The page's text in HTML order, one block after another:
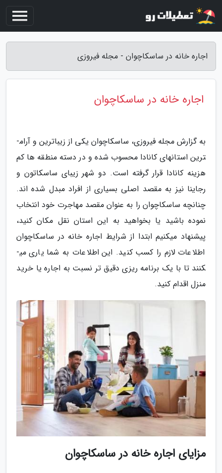
اجاره خانه در ساسکاچوان - مجله فیروزی
اجاره خانه در ساسکاچوان
به گزارش مجله فیروزی، ساسکاچوان یکی از زیباترین و آرام­
ترین استان­های کانادا محسوب شده و در دسته منطقه ها کم
هزینه­ کانادا قرار گرفته است. دو شهر زیبای ساسکاتون و
رجاینا نیز به مقصد اصلی بسیاری از افراد مبدل شده­ اند.
چنانچه ساسکاچوان را به عنوان مقصد مهاجرت خود انتخاب
نموده باشید یا بخواهید به این استان نقل مکان کنید،
پیشنهاد می­کنیم ابتدا از شرایط اجاره خانه در ساسکاچوان
اطلاعات لازم را کسب کنید. این اطلاعات به شما یاری می­
کنند تا با یک برنامه­ ریزی دقیق ­تر نسبت به اجاره یا خرید
منزل اقدام کنید.
مزایای اجاره خانه در ساسکاچوان